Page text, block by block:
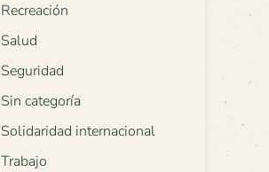
Recreación
Salud
Seguridad
Sin categoría
Solidaridad internacional
Trabajo